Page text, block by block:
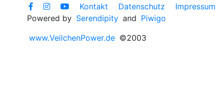
Kontakt Datenschutz
Impressum
Powered by Serendipity and Piwigo
www.VeilchenPower.de ©2003